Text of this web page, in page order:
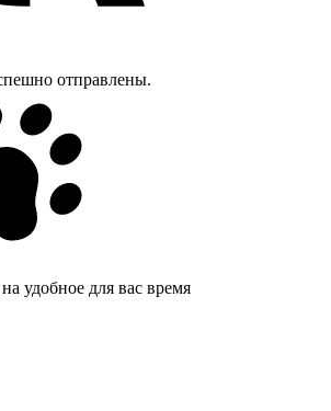
отправлены.
удобное для вас время